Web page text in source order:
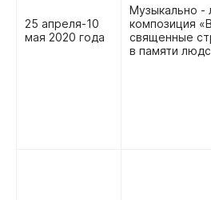
25 апреля-10
мая 2020 года
Музыкально -
композиция
священные
в памяти